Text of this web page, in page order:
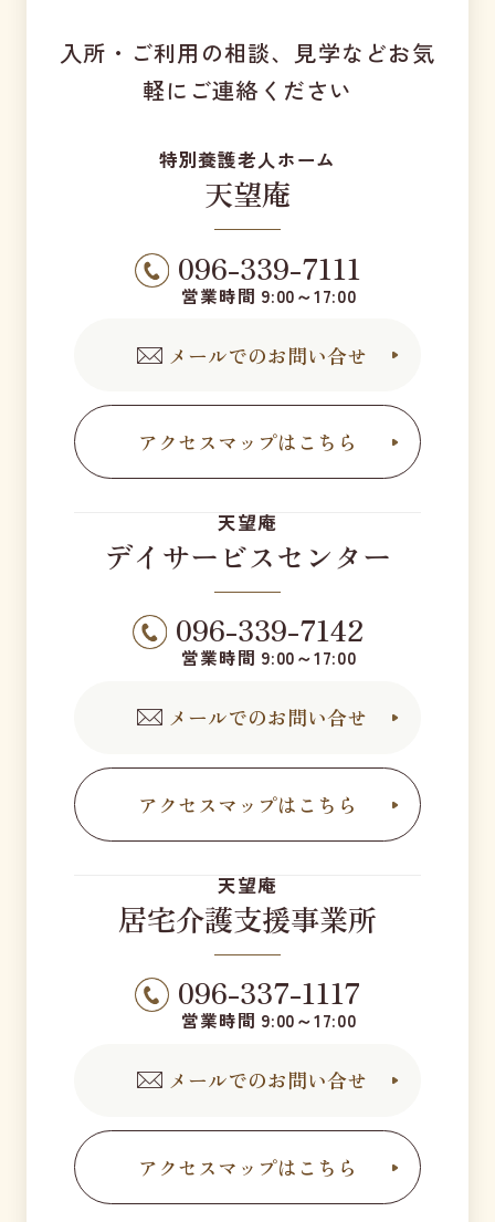
入所・ご利用の相談、見学などお気
軽にご連絡ください
特別養護老人ホーム
天望庵
096-339-7111
営業時間 9:00～17:00
メールでのお問い合せ
アクセスマップはこちら
天望庵
デイサービスセンター
096-339-7142
営業時間 9:00～17:00
メールでのお問い合せ
アクセスマップはこちら
天望庵
居宅介護支援事業所
096-337-1117
営業時間 9:00～17:00
メールでのお問い合せ
アクセスマップはこちら